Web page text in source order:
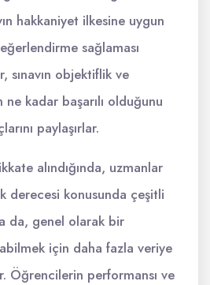
hakkaniyet ilkesine uygun
sağlaması
sınavın objektiflik ve
ne kadar başarılı olduğunu
paylaşırlar.
alındığında, uzmanlar
derecesi konusunda çeşitli
da, genel olarak bir
için daha fazla veriye
Öğrencilerin performansı ve